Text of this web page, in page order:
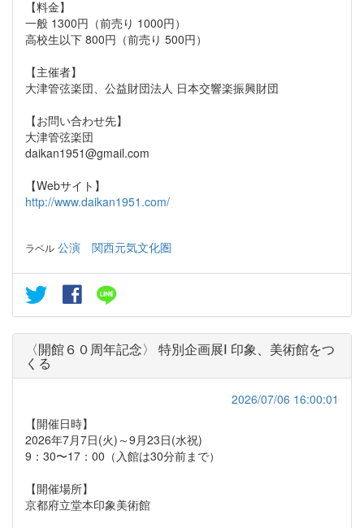
【料金】
一般 1300円（前売り 1000円）
高校生以下 800円（前売り 500円）
【主催者】
大津管弦楽団、公益財団法人 日本交響楽振興財団
【お問い合わせ先】
大津管弦楽団
daikan1951@gmail.com
【Webサイト】
http://www.daikan1951.com/
ラベル 公演 関西元気文化圏
〈開館６０周年記念〉 特別企画展Ⅰ 印象、美術館をつ
くる
2026/07/06 16:00:01
【開催日時】
2026年7月7日(火)～9月23日(水祝)
9：30〜17：00（入館は30分前まで）
【開催場所】
京都府立堂本印象美術館